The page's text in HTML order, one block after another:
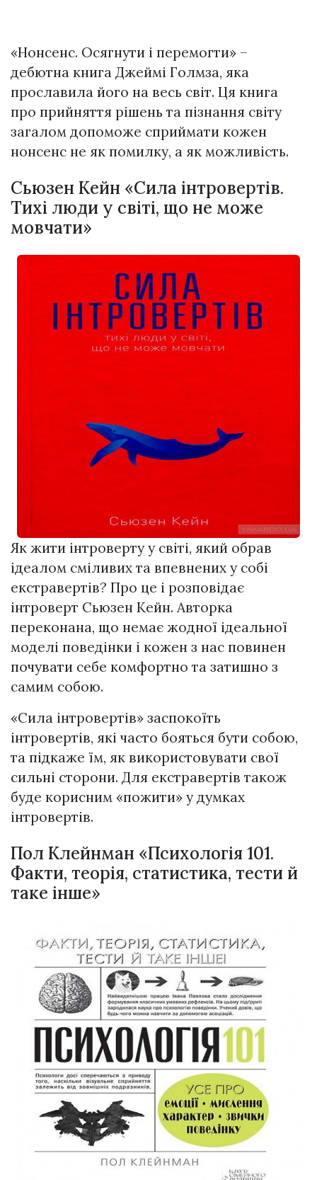
«Нонсенс. Осягнути і перемогти» –
дебютна книга Джеймі Голмза, яка
прославила його на весь світ. Ця книга
про прийняття рішень та пізнання світу
загалом допоможе сприймати кожен
нонсенс не як помилку, а як можливість.
Сьюзен Кейн «Сила інтровертів.
Тихі люди у світі, що не може
мовчати»
Як жити інтроверту у світі, який обрав
ідеалом сміливих та впевнених у собі
екстравертів? Про це і розповідає
інтроверт Сьюзен Кейн. Авторка
переконана, що немає жодної ідеальної
моделі поведінки і кожен з нас повинен
почувати себе комфортно та затишно з
самим собою.
«Сила інтровертів» заспокоїть
інтровертів, які часто бояться бути собою,
та підкаже їм, як використовувати свої
сильні сторони. Для екстравертів також
буде корисним «пожити» у думках
інтровертів.
Пол Клейнман «Психологія 101.
Факти, теорія, статистика, тести й
таке інше»